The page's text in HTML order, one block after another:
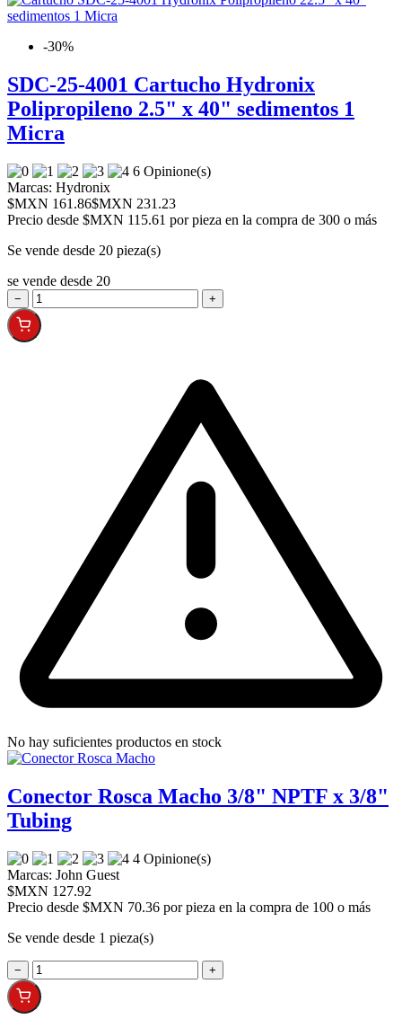
-30%
SDC-25-4001 Cartucho Hydronix
Polipropileno 2.5" x 40" sedimentos 1
Micra
6 Opinione(s)
Marcas: Hydronix
$MXN 161.86$MXN 231.23
Precio desde $MXN 115.61 por pieza en la compra de 300 o más
Se vende desde 20 pieza(s)
se vende desde 20
− +
No hay suficientes productos en stock
Conector Rosca Macho 3/8" NPTF x 3/8"
Tubing
4 Opinione(s)
Marcas: John Guest
$MXN 127.92
Precio desde $MXN 70.36 por pieza en la compra de 100 o más
Se vende desde 1 pieza(s)
− +